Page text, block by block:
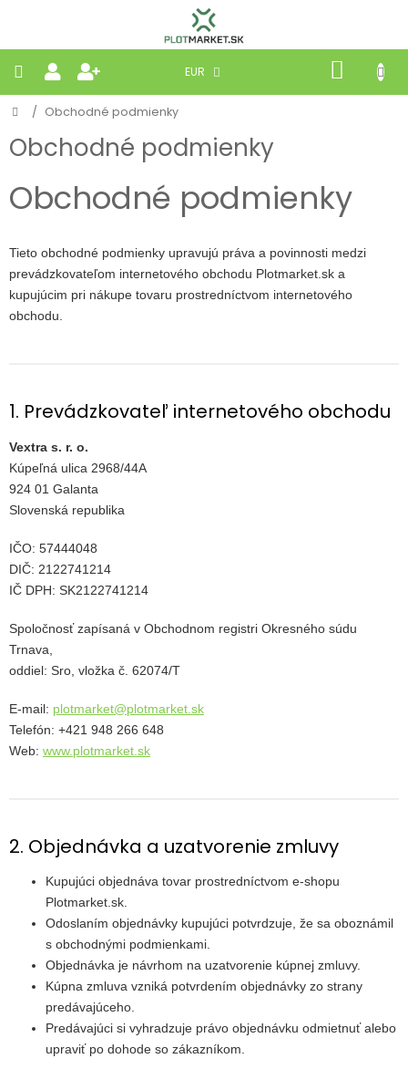
EUR
KOŠÍK
PLETIVÁ
BRÁNY
MOBILNÉ
PRÍRODNÉ
ČLÁNKY
zdarma
Kontakty
Mena
(EUR)
Domov
/ Obchodné podmienky
Obchodné podmienky
Obchodné podmienky
Tieto obchodné podmienky upravujú práva a povinnosti medzi
prevádzkovateľom internetového obchodu Plotmarket.sk a
kupujúcim pri nákupe tovaru prostredníctvom internetového
obchodu.
1. Prevádzkovateľ internetového obchodu
Vextra s. r. o.
Kúpeľná ulica 2968/44A
924 01 Galanta
Slovenská republika
IČO: 57444048
DIČ: 2122741214
IČ DPH: SK2122741214
Spoločnosť zapísaná v Obchodnom registri Okresného súdu
Trnava,
oddiel: Sro, vložka č. 62074/T
E-mail: plotmarket@plotmarket.sk
Telefón: +421 948 266 648
Web: www.plotmarket.sk
2. Objednávka a uzatvorenie zmluvy
Kupujúci objednáva tovar prostredníctvom e-shopu
Plotmarket.sk.
Odoslaním objednávky kupujúci potvrdzuje, že sa oboznámil
s obchodnými podmienkami.
Objednávka je návrhom na uzatvorenie kúpnej zmluvy.
Kúpna zmluva vzniká potvrdením objednávky zo strany
predávajúceho.
Predávajúci si vyhradzuje právo objednávku odmietnuť alebo
upraviť po dohode so zákazníkom.